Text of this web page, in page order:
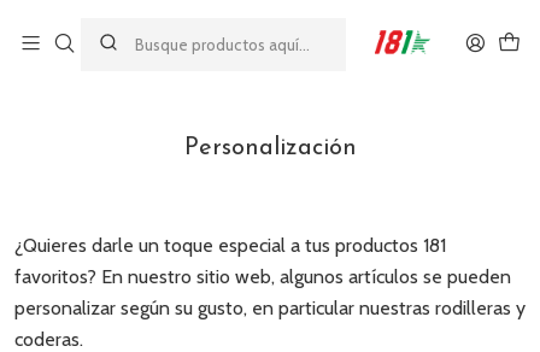
Personalización
¿Quieres darle un toque especial a tus productos 181
favoritos? En nuestro sitio web, algunos artículos se pueden
personalizar según su gusto, en particular nuestras rodilleras y
coderas.